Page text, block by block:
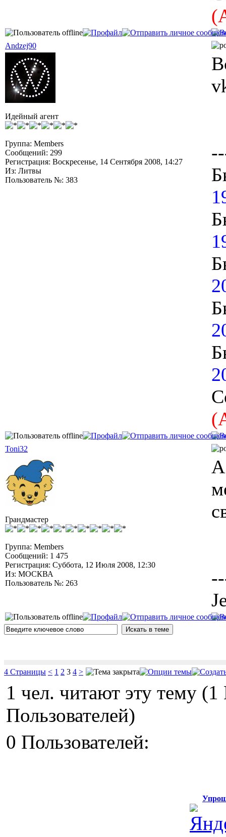
Andzej90
Идейный агент
Группа: Members
Сообщений: 299
Регистрация: Воскресенье, 14 Сентября 2008, 14:27
Из: Литвы
Пользователь №: 383
Toni32
Грандмастер
Группа: Members
Сообщений: 1 475
Регистрация: Суббота, 12 Июля 2008, 12:30
Из: МОСКВА
Пользователь №: 263
А
4 Страницы < 1 2 3 4 >
1 чел. читают эту тему
Пользователей)
0 Пользователей: